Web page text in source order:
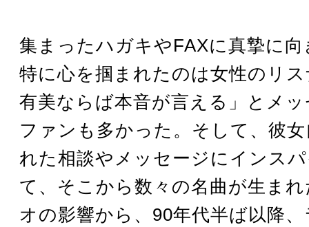
集まったハガキやFAXに真摯に
特に心を掴まれたのは女性のリ
有美ならば本音が言える」とメ
ファンも多かった。そして、彼
れた相談やメッセージにインス
て、そこから数々の名曲が生ま
オの影響から、90年代半ば以降